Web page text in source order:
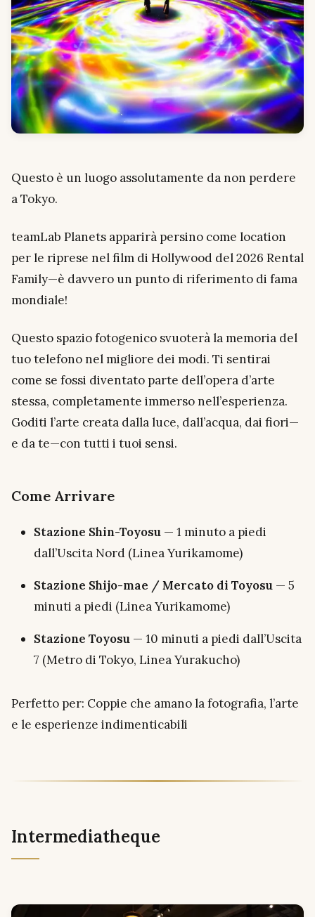
Questo è un luogo assolutamente da non perdere
a Tokyo.
teamLab Planets apparirà persino come location
per le riprese nel film di Hollywood del 2026 Rental
Family—è davvero un punto di riferimento di fama
mondiale!
Questo spazio fotogenico svuoterà la memoria del
tuo telefono nel migliore dei modi. Ti sentirai
come se fossi diventato parte dell’opera d’arte
stessa, completamente immerso nell’esperienza.
Goditi l’arte creata dalla luce, dall’acqua, dai fiori—
e date—con tutti i tuoi sensi.
Come Arrivare
Stazione Shin-Toyosu — 1 minuto a piedi
dall’Uscita Nord (Linea Yurikamome)
Stazione Shijo-mae / Mercato di Toyosu — 5
minuti a piedi (Linea Yurikamome)
Stazione Toyosu — 10 minuti a piedi dall’Uscita
7 (Metro di Tokyo, Linea Yurakucho)
Perfetto per: Coppie che amano la fotografia, l’arte
e le esperienze indimenticabili
Intermediatheque